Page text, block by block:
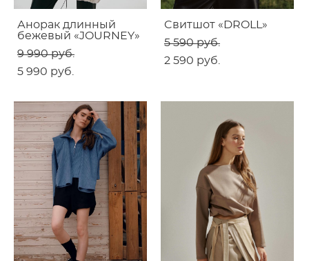
Анорак длинный
бежевый «JOURNEY»
9 990 pуб.
5 990 pуб.
Cвитшот «DROLL»
5 590 pуб.
2 590 pуб.